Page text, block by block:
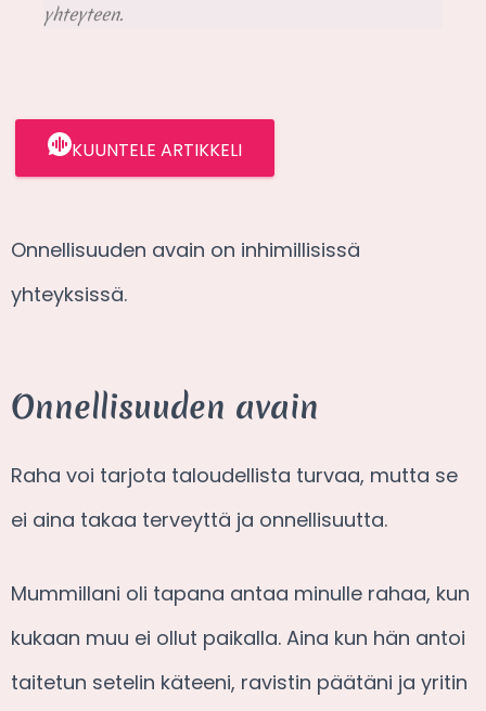
yhteyteen.
KUUNTELE ARTIKKELI
Onnellisuuden avain on inhimillisissä
yhteyksissä.
Onnellisuuden avain
Raha voi tarjota taloudellista turvaa, mutta se
ei aina takaa terveyttä ja onnellisuutta.
Mummillani oli tapana antaa minulle rahaa, kun
kukaan muu ei ollut paikalla. Aina kun hän antoi
taitetun setelin käteeni, ravistin päätäni ja yritin